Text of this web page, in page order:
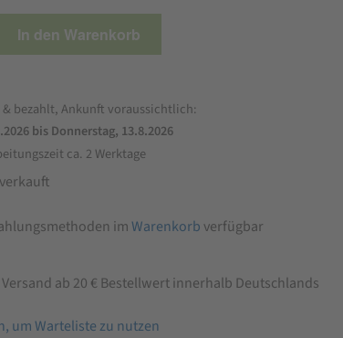
In den Warenkorb
bezahlt, Ankunft voraussichtlich:
bis Donnerstag, 13.8.2026
ca. 2 Werktage
imWarenkorb verfügbar
ab 20 € Bestellwert innerhalb Deutschlands
um Warteliste zu nutzen